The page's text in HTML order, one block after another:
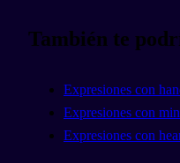
También te
Expresiones con
Expresiones con
Expresiones con